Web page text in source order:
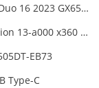
A22-330P1A voor ASUS ROG Zephyrus Duo 16 2023 GX650PY
HSTNN-DA40 740015-003 voor HP Pavilion 13-a000 x360 11-h000 x2 Series 19.5v 45w 2.31a Blue Charger+Cord
EB73
Type-C